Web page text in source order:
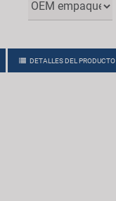
DETALLES DEL PRODUCTO